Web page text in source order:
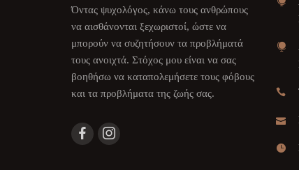
Όντας ψυχολόγος, κάνω τους ανθρώπους
να αισθάνονται ξεχωριστοί, ώστε να
μπορούν να συζητήσουν τα προβλήματά
τους ανοιχτά. Στόχος μου είναι να σας
βοηθήσω να καταπολεμήσετε τους φόβους
και τα προβλήματα της ζωής σας.